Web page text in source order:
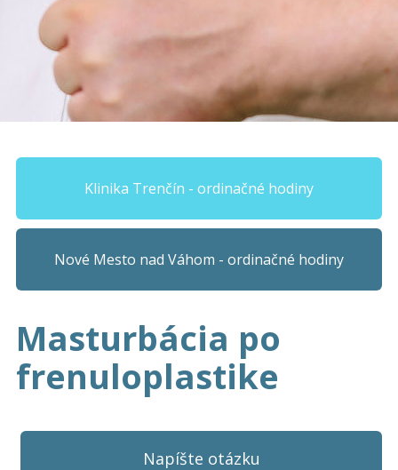
Klinika Trenčín - ordinačné hodiny
Nové Mesto nad Váhom - ordinačné hodiny
Masturbácia po
frenuloplastike
Napíšte otázku